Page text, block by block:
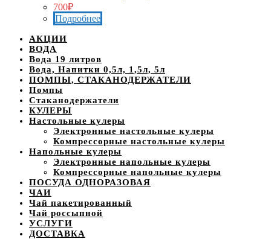
700₽
Подробнее
АКЦИИ
ВОДА
Вода 19 литров
Вода, Напитки 0,5л, 1,5л, 5л
ПОМПЫ, СТАКАНОДЕРЖАТЕЛИ
Помпы
Стаканодержатели
КУЛЕРЫ
Настольные кулеры
Электронные настольные кулеры
Компрессорные настольные кулеры
Напольные кулеры
Электронные напольные кулеры
Компрессорные напольные кулеры
ПОСУДА ОДНОРАЗОВАЯ
ЧАИ
Чай пакетированный
Чай россыпной
УСЛУГИ
ДОСТАВКА